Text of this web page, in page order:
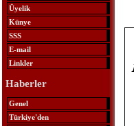
Üyelik
Künye
SSS
E-mail
Linkler
Haberler
Genel
Türkiye'den